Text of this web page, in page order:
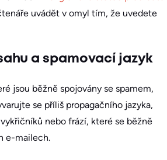
uvádět v omyl tím, že uvedete
a spamovací jazyk
jsou běžně spojovány se spamem,
se příliš propagačního jazyka,
nebo frází, které se běžně
e-mailech.